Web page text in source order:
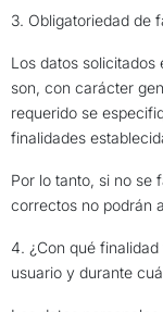
3. Obligatoriedad de
Los datos solicitados
son, con carácter
requerido se
finalidades
Por lo tanto, si no se
correctos no podrán
4. ¿Con qué
usuario y durante